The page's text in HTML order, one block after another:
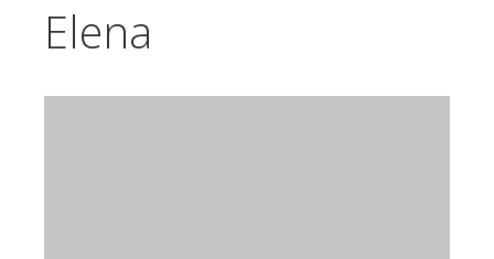
Elena